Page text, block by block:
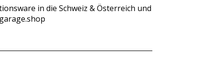
in die Schweiz & Österreich und